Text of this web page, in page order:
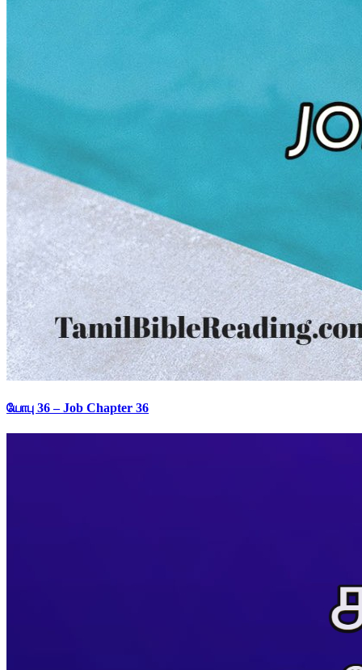
யோபு 36 – Job Chapter 36